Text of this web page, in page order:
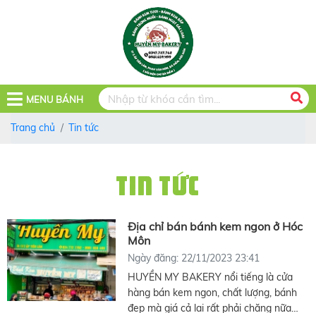
MENU BÁNH
Trang chủ Tin tức
TIN TỨC
Địa chỉ bán bánh kem ngon ở Hóc
Môn
Ngày đăng: 22/11/2023 23:41
HUYỀN MY BAKERY nổi tiếng là cửa
hàng bán kem ngon, chất lượng, bánh
đẹp mà giá cả lại rất phải chăng nữa